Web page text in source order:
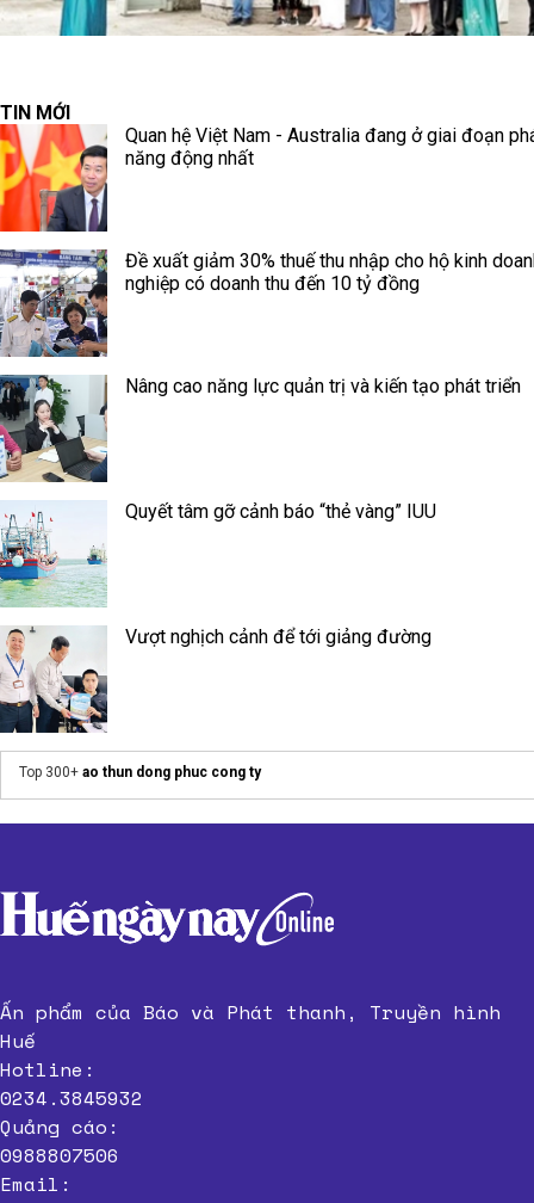
TIN MỚI
Quan hệ Việt Nam - Australia đang ở giai đoạn
năng động nhất
Đề xuất giảm 30% thuế thu nhập cho hộ kinh
nghiệp có doanh thu đến 10 tỷ đồng
Nâng cao năng lực quản trị và kiến tạo phát triển
Quyết tâm gỡ cảnh báo “thẻ vàng” IUU
Vượt nghịch cảnh để tới giảng đường
Top 300+ ao thun dong phuc cong ty
Ấn phẩm của Báo và Phát thanh, Truyền hình
Huế
Hotline:
0234.3845932
Quảng cáo:
0988807506
Email: